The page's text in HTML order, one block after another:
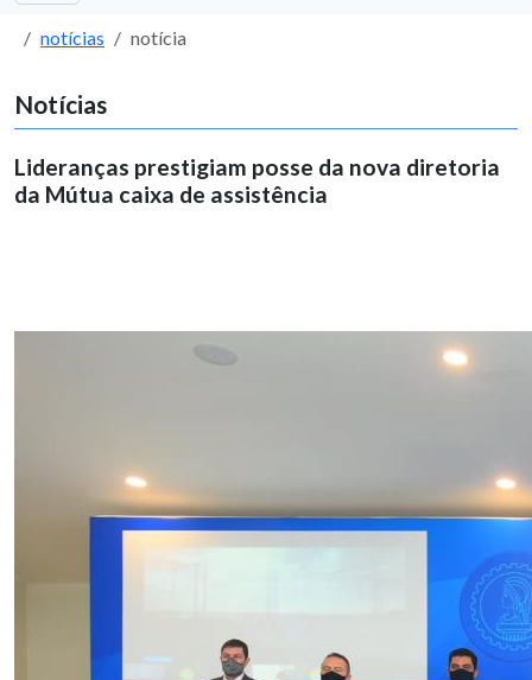
notícias notícia
Notícias
Lideranças prestigiam posse da nova diretoria
da Mútua caixa de assistência